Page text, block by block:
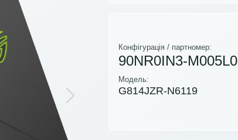
Next
Конфігурація / партномер:
90NR0IN3-M005L0
Модель:
G814JZR-N6119